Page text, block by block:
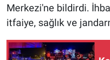
Merkezi'ne bildirdi.
itfaiye, sağlık ve